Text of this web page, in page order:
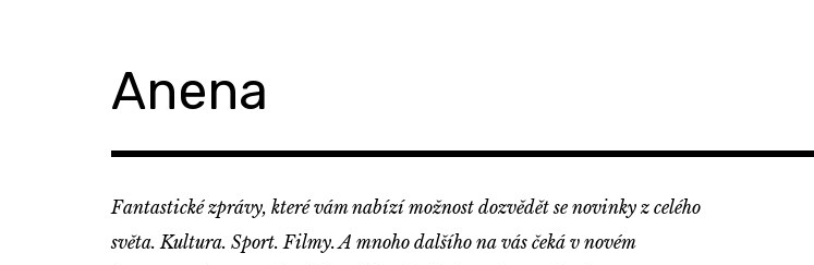
Anena
Fantastické zprávy, které vám nabízí možnost dozvědět se novinky z celého
světa. Kultura. Sport. Filmy. A mnoho dalšího na vás čeká v novém